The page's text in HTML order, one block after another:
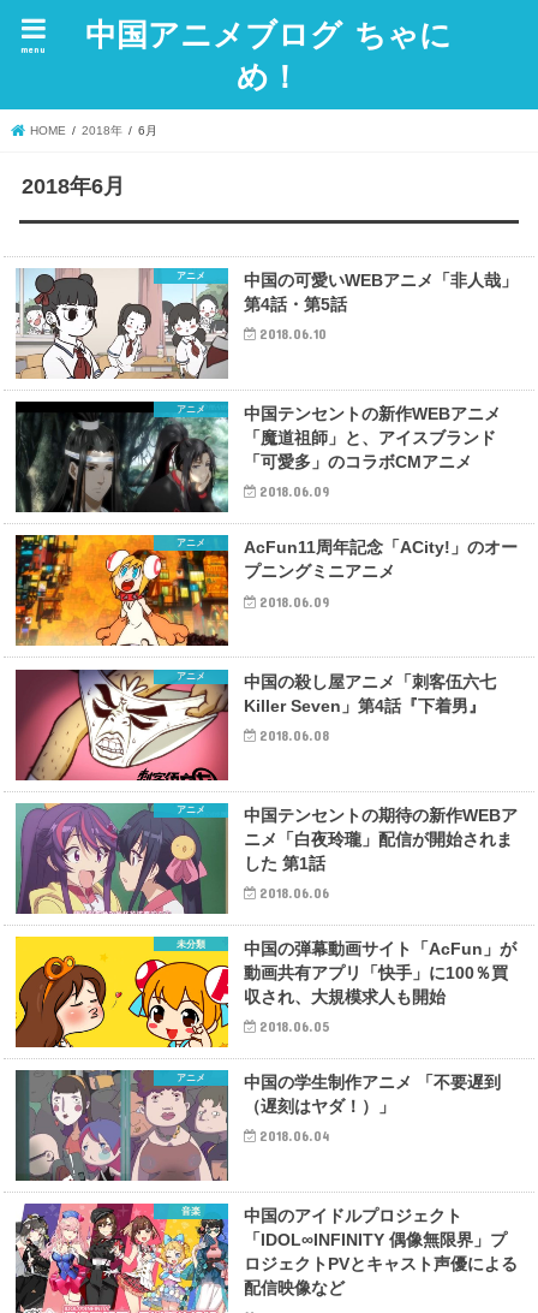
中国アニメブログ ちゃに
め！
menu
HOME 2018年 6月
2018年6月
アニメ
中国の可愛いWEBアニメ「非人哉」
第4話・第5話
2018.06.10
アニメ
中国テンセントの新作WEBアニメ
「魔道祖師」と、アイスブランド
「可愛多」のコラボCMアニメ
2018.06.09
アニメ
AcFun11周年記念「ACity!」のオー
プニングミニアニメ
2018.06.09
アニメ
中国の殺し屋アニメ「刺客伍六七
Killer Seven」第4話『下着男』
2018.06.08
アニメ
中国テンセントの期待の新作WEBア
ニメ「白夜玲瓏」配信が開始されま
した 第1話
2018.06.06
未分類
中国の弾幕動画サイト「AcFun」が
動画共有アプリ「快手」に100％買
収され、大規模求人も開始
2018.06.05
アニメ
中国の学生制作アニメ 「不要遅到
（遅刻はヤダ！）」
2018.06.04
音楽
中国のアイドルプロジェクト
「IDOL∞INFINITY 偶像無限界」プ
ロジェクトPVとキャスト声優による
配信映像など